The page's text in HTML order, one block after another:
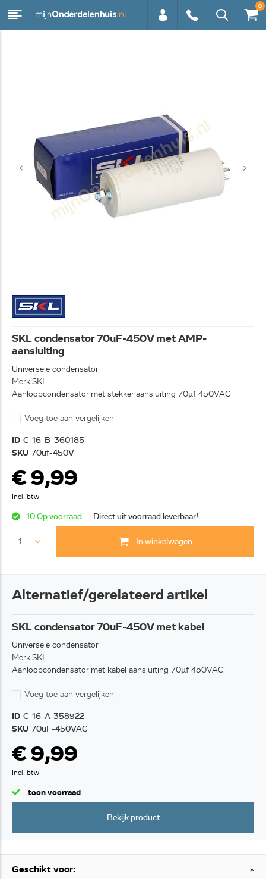
0
SKL condensator 70uF-450V met AMP-
aansluiting
Universele condensator
Merk SKL
Aanloopcondensator met stekker aansluiting 70µf 450VAC
Voeg toe aan vergelijken
ID C-16-B-360185
SKU 70uf-450V
€ 9,99
Incl. btw
10 Op voorraad Direct uit voorraad leverbaar!
In winkelwagen
Alternatief/gerelateerd artikel
SKL condensator 70uF-450V met kabel
Universele condensator
Merk SKL
Aanloopcondensator met kabel aansluiting 70µf 450VAC
Voeg toe aan vergelijken
ID C-16-A-358922
SKU 70uF-450VAC
€ 9,99
Incl. btw
toon voorraad
Bekijk product
Geschikt voor: